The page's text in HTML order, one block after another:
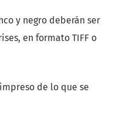
y negro deberán ser
en formato TIFF o
de lo que se